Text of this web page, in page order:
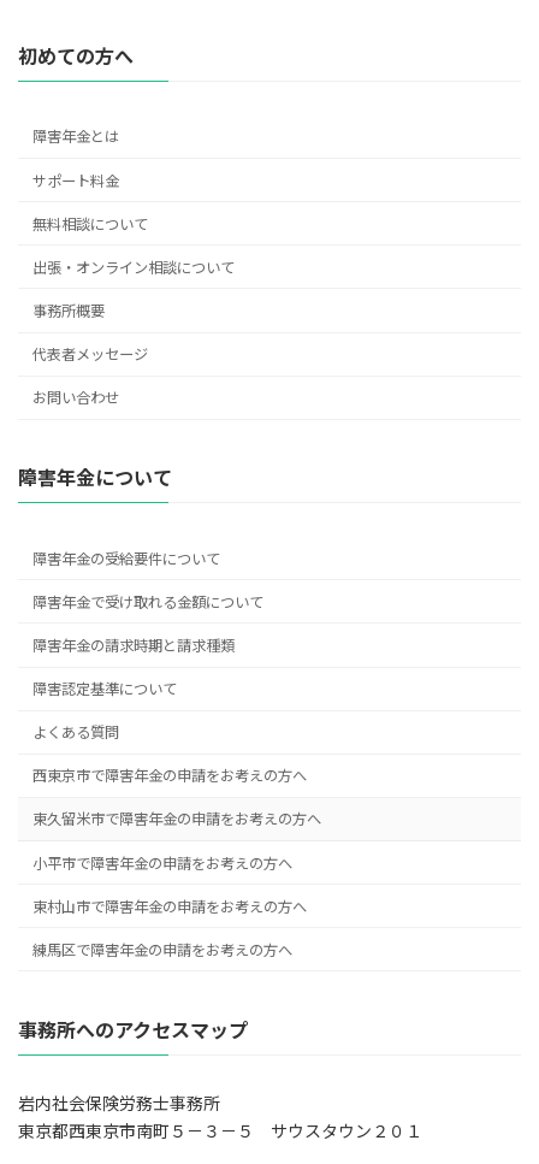
初めての方へ
障害年金とは
サポート料金
無料相談について
出張・オンライン相談について
事務所概要
代表者メッセージ
お問い合わせ
障害年金について
障害年金の受給要件について
障害年金で受け取れる金額について
障害年金の請求時期と請求種類
障害認定基準について
よくある質問
西東京市で障害年金の申請をお考えの方へ
東久留米市で障害年金の申請をお考えの方へ
小平市で障害年金の申請をお考えの方へ
東村山市で障害年金の申請をお考えの方へ
練馬区で障害年金の申請をお考えの方へ
事務所へのアクセスマップ
岩内社会保険労務士事務所
東京都西東京市南町５－３－５ サウスタウン２０１